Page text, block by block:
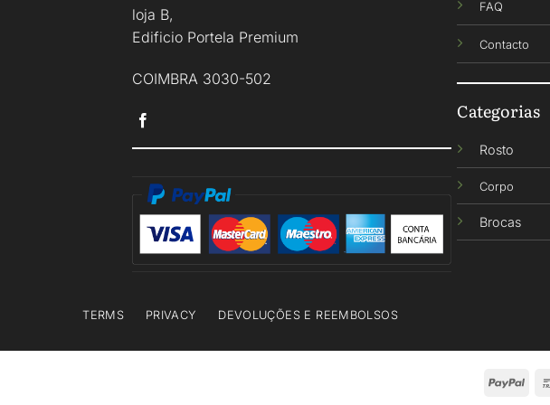
loja B,
Edificio Portela Premium
COIMBRA 3030-502
FAQ
Contacto
Categorias
Rosto
Corpo
Brocas
TERMS PRIVACY DEVOLUÇÕES E REEMBOLSOS